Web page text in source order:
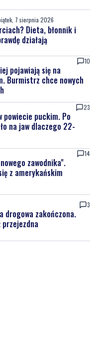
pojawiają się na
Burmistrz chce nowych
powiecie puckim. Po
na jaw dlaczego 22-
zawodnika".
z amerykańskim
zakończona.